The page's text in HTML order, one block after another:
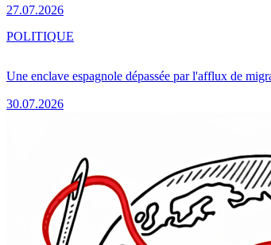
27.07.2026
Une enclave espagnole dépassée par l'afflux de
30.07.2026
POLITIQUE